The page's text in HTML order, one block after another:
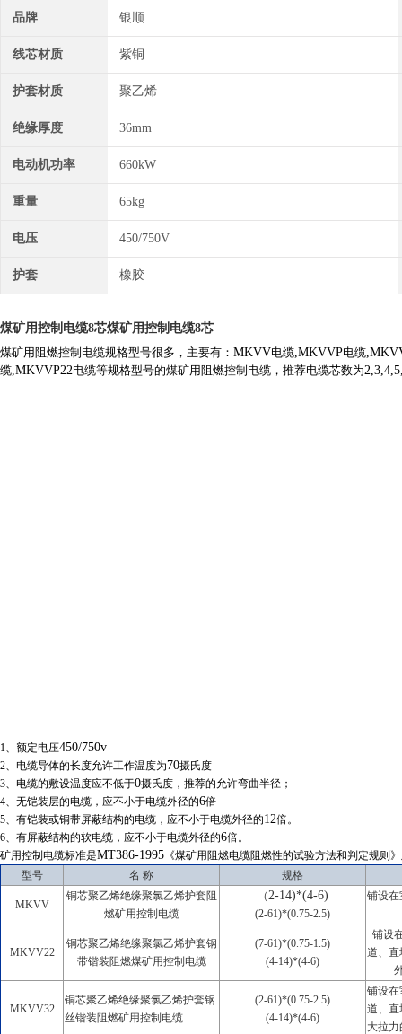
品牌 银顺
线芯材质 紫铜
护套材质 聚乙烯
绝缘厚度 36mm
电动机功率 660kW
重量 65kg
电压 450/750V
护套 橡胶
煤矿用控制电缆8芯煤矿用控制电缆8芯
煤矿用阻燃控制电缆规格型号很多，主要有： MKVV电缆,MKVVP电缆
缆,MKVVP22电缆等规格型号的煤矿用阻燃控制电缆，推荐电缆芯数为
1、额定电压450/750v
2、电缆导体的长度允许工作温度为70摄氏度
3、电缆的敷设温度应不低于0摄氏度，推荐的允许弯曲半径；
4、无铠装层的电缆，应不小于电缆外径的6倍
5、有铠装或铜带屏蔽结构的电缆，应不小于电缆外径的12倍。
6、有屏蔽结构的软电缆，应不小于电缆外径的6倍。
矿用控制电缆标准是MT386-1995 《煤矿用阻燃电缆阻燃性的试验方法和判定规则
型号
名 称 规格
MKVV
铜芯聚乙烯绝缘聚氯乙烯护套阻
燃矿用控制电缆
（2-14)*(4-6)
(2-61)*(0.75-2.5)
铺设在
MKVV22
铜芯聚乙烯绝缘聚氯乙烯护套钢
带锴装阻燃煤矿用控制电缆
(7-61)*(0.75-1.5)
(4-14)*(4-6)
铺设
道、直
MKVV32
铜芯聚乙烯绝缘聚氯乙烯护套钢
丝锴装阻燃矿用控制电缆
(2-61)*(0.75-2.5)
(4-14)*(4-6)
铺设在
道、直
大拉